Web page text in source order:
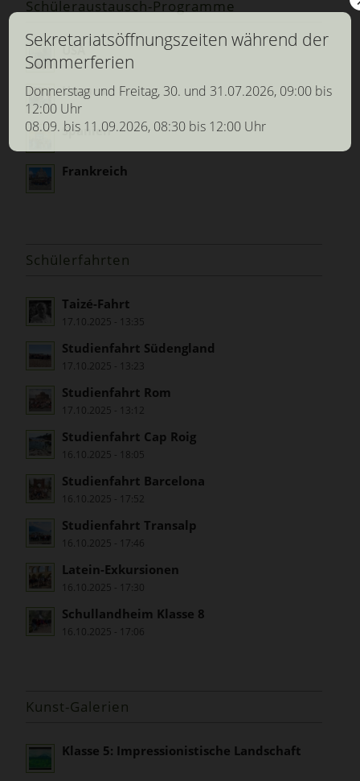
Schüleraustausch-Programme
USA
Ungarn
Spanien
Frankreich
Schülerfahrten
Taizé-Fahrt
17.10.2025 - 13:35
Studienfahrt Südengland
17.10.2025 - 13:23
Studienfahrt Rom
17.10.2025 - 13:12
Studienfahrt Cap Roig
16.10.2025 - 18:05
Studienfahrt Barcelona
16.10.2025 - 17:52
Studienfahrt Transalp
16.10.2025 - 17:46
Latein-Exkursionen
16.10.2025 - 17:30
Schullandheim Klasse 8
16.10.2025 - 17:06
Kunst-Galerien
Klasse 5: Impressionistische Landschaft
Sekretariatsöffnungszeiten während der
Sommerferien
Donnerstag und Freitag, 30. und 31.07.2026, 09:00 bis
12:00 Uhr
08.09. bis 11.09.2026, 08:30 bis 12:00 Uhr